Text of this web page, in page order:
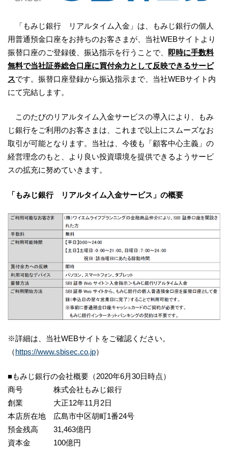
「もみじ銀行 リアルタイム入金」は、もみじ銀行の個人
用普通預金口座をお持ちのお客さまが、当社WEBサイトより
振替口座のご登録後、振込指示を行うことで、
即時に手数料
無料で当社証券総合口座に買付余力として反映できるサービ
スです。振替口座登録から振込指示まで、当社WEBサイト内
にて完結します。
このたびのリアルタイム入金サービスの導入により、もみ
じ銀行をご利用のお客さまは、これまで以上にスムーズなお
取引が可能となります。当社は、今後も「顧客中心主義」の
経営理念のもと、より良い投資環境を提供できるようサービ
スの拡充に努めていきます。
「もみじ銀行 リアルタイム入金サービス」の概要
※詳細は、当社WEBサイトをご確認ください。
（https://www.sbisec.co.jp）
■もみじ銀行の会社概要（2020年6月30日時点）
商号 株式会社もみじ銀行
創業 大正12年11月2日
本店所在地 広島市中区胡町1番24号
預金残高 31,463億円
資本金 100億円